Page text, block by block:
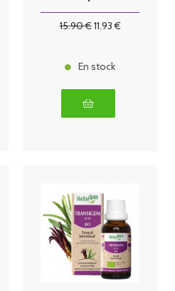
15.90€11.93€
En stock